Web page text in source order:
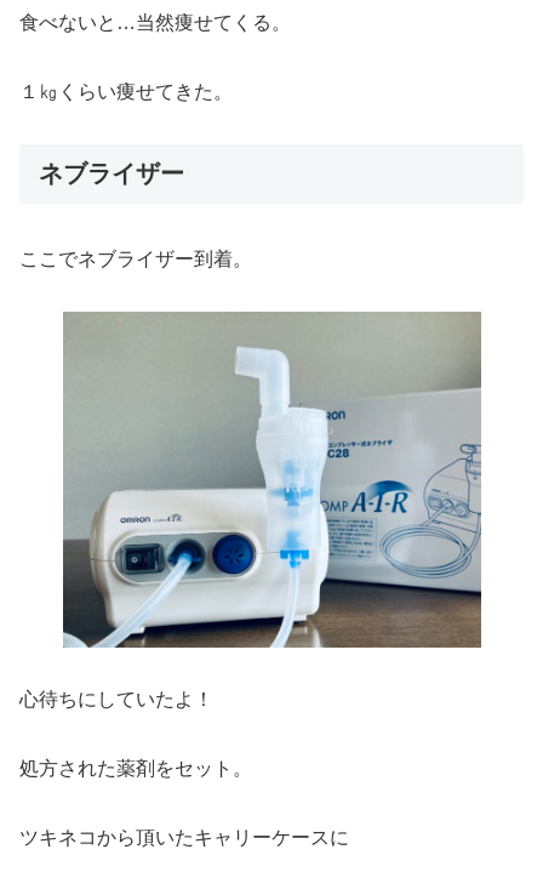
食べないと…当然痩せてくる。
１㎏くらい痩せてきた。
ネブライザー
ここでネブライザー到着。
心待ちにしていたよ！
処方された薬剤をセット。
ツキネコから頂いたキャリーケースに